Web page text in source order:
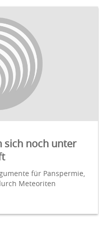
sich noch unter
für Panspermie,
Meteoriten